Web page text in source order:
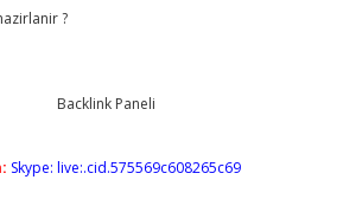
?
Skype: live:.cid.575569c608265c69